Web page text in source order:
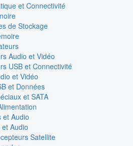
et Connectivité
de Stockage
Audio et Vidéo
USB et Connectivité
et Vidéo
et Données
et SATA
et Audio
Audio
Satellite